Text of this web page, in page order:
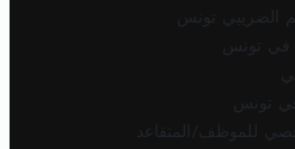
الضريبي تونس
في تونس
تونس
للموظف/المتقاعد